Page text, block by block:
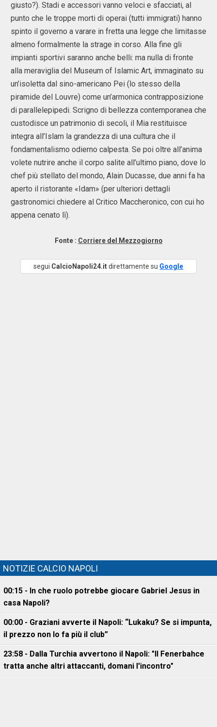
giusto?). Stadi e accessori vanno veloci e sfacciati, al
punto che le troppe morti di operai (tutti immigrati) hanno
spinto il governo a varare in fretta una legge che limitasse
almeno formalmente la strage in corso. Alla fine gli
impianti sportivi saranno anche belli: ma nulla di fronte
alla meraviglia del Museum of Islamic Art, immaginato su
un’isoletta dal sino-americano Pei (lo stesso della
piramide del Louvre) come un’armonica contrapposizione
di parallelepipedi. Scrigno di bellezza contemporanea che
custodisce un patrimonio di secoli, il Mia restituisce
integra all’Islam la grandezza di una cultura che il
fondamentalismo odierno calpesta. Se poi oltre all’anima
volete nutrire anche il corpo salite all’ultimo piano, dove lo
chef più stellato del mondo, Alain Ducasse, due anni fa ha
aperto il ristorante «Idam» (per ulteriori dettagli
gastronomici chiedere al Critico Maccheronico, con cui ho
appena cenato lì).
Fonte : Corriere del Mezzogiorno
segui CalcioNapoli24.itdirettamente su Google
NOTIZIE CALCIO NAPOLI
00:15 - In che ruolo potrebbe giocare Gabriel Jesus in
casa Napoli?
00:00 - Graziani avverte il Napoli: “Lukaku? Se si impunta,
il prezzo non lo fa più il club”
23:58 - Dalla Turchia avvertono il Napoli: "Il Fenerbahce
tratta anche altri attaccanti, domani l'incontro"